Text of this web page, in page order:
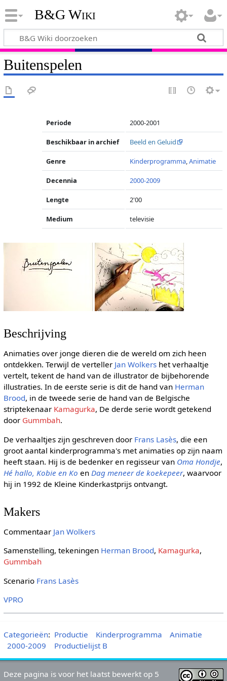
B&G Wiki
Buitenspelen
Periode 2000-2001
Beschikbaar in archief Beeld en Geluid
Genre Kinderprogramma,Animatie
Decennia 2000-2009
Lengte 2'00
Medium televisie
Beschrijving
Animaties over jonge dieren die de wereld om zich heen
ontdekken. Terwijl de verteller Jan Wolkershet verhaaltje
vertelt, tekent de hand van de illustrator de bijbehorende
illustraties. In de eerste serie is dit de hand van Herman
Brood, in de tweede serie de hand van de Belgische
striptekenaar Kamagurka, De derde serie wordt getekend
door Gummbah.
De verhaaltjes zijn geschreven door Frans Lasès, die een
groot aantal kinderprogramma's met animaties op zijn naam
heeft staan. Hij is de bedenker en regisseur van Oma Hondje,
Hé hallo, Kobie en Ko en Dag meneer de koekepeer, waarvoor
hij in 1992 de Kleine Kinderkastprijs ontvangt.
Makers
Commentaar Jan Wolkers
Samenstelling, tekeningen Herman Brood, Kamagurka,
Gummbah
Scenario Frans Lasès
VPRO
Categorieën: Productie Kinderprogramma
Animatie
2000-2009
Productielijst B
Deze pagina is voor het laatst bewerkt op 5